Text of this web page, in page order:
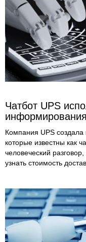
Чатбот UPS
Компания UPS
которые известны как
человеческий
узнать стоимость